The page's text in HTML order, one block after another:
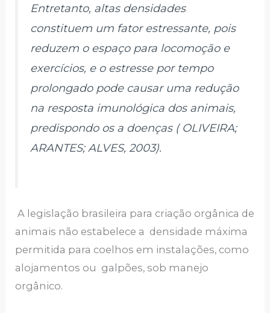
Entretanto, altas densidades
constituem um fator estressante, pois
reduzem o espaço para locomoção e
exercícios, e o estresse por tempo
prolongado pode causar uma redução
na resposta imunológica dos animais,
predispondo os a doenças ( OLIVEIRA;
ARANTES; ALVES, 2003).
A legislação brasileira para criação orgânica de
animais não estabelece a densidade máxima
permitida para coelhos em instalações, como
alojamentos ou galpões, sob manejo
orgânico.